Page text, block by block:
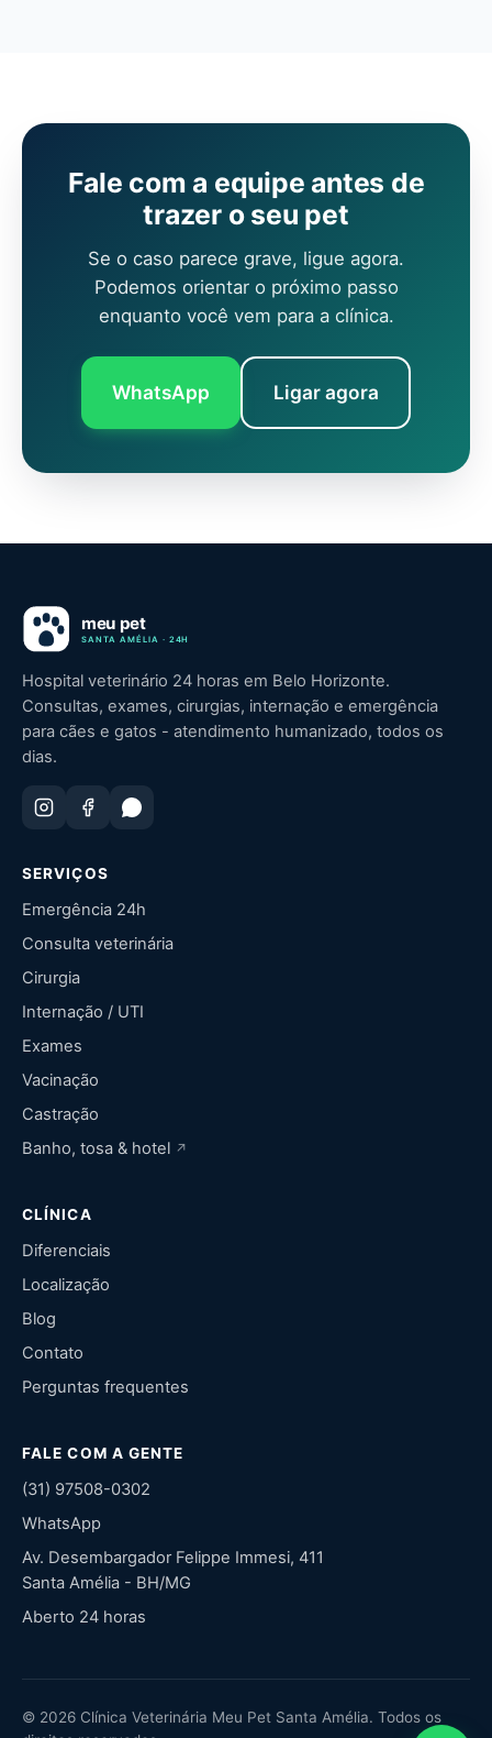
Fale com a equipe antes de
trazer o seu pet
Se o caso parece grave, ligue agora.
Podemos orientar o próximo passo
enquanto você vem para a clínica.
WhatsApp Ligar agora
Hospital veterinário 24 horas em Belo Horizonte.
Consultas, exames, cirurgias, internação e emergência
para cães e gatos - atendimento humanizado, todos os
dias.
SERVIÇOS
Emergência 24h
Consulta veterinária
Cirurgia
Internação / UTI
Exames
Vacinação
Castração
Banho, tosa & hotel
CLÍNICA
Diferenciais
Localização
Blog
Contato
Perguntas frequentes
FALE COM A GENTE
(31) 97508-0302
WhatsApp
Av. Desembargador Felippe Immesi, 411
Santa Amélia - BH/MG
Aberto 24 horas
© 2026 Clínica Veterinária Meu Pet Santa Amélia. Todos os